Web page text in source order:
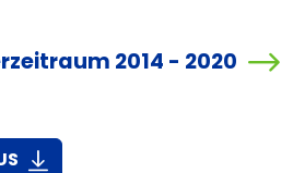
2014 - 2020
(916,7 KiB)